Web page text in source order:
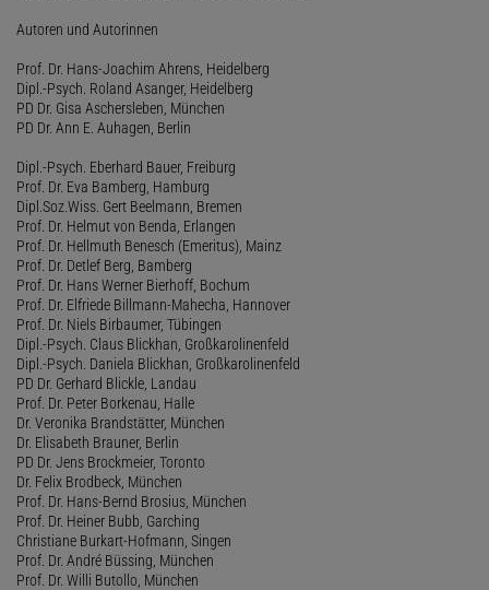
Autoren und Autorinnen
Prof. Dr. Hans-Joachim Ahrens, Heidelberg
Dipl.-Psych. Roland Asanger, Heidelberg
PD Dr. Gisa Aschersleben, München
PD Dr. Ann E. Auhagen, Berlin
Dipl.-Psych. Eberhard Bauer, Freiburg
Prof. Dr. Eva Bamberg, Hamburg
Dipl.Soz.Wiss. Gert Beelmann, Bremen
Prof. Dr. Helmut von Benda, Erlangen
Prof. Dr. Hellmuth Benesch (Emeritus), Mainz
Prof. Dr. Detlef Berg, Bamberg
Prof. Dr. Hans Werner Bierhoff, Bochum
Prof. Dr. Elfriede Billmann-Mahecha, Hannover
Prof. Dr. Niels Birbaumer, Tübingen
Dipl.-Psych. Claus Blickhan, Großkarolinenfeld
Dipl.-Psych. Daniela Blickhan, Großkarolinenfeld
PD Dr. Gerhard Blickle, Landau
Prof. Dr. Peter Borkenau, Halle
Dr. Veronika Brandstätter, München
Dr. Elisabeth Brauner, Berlin
PD Dr. Jens Brockmeier, Toronto
Dr. Felix Brodbeck, München
Prof. Dr. Hans-Bernd Brosius, München
Prof. Dr. Heiner Bubb, Garching
Christiane Burkart-Hofmann, Singen
Prof. Dr. André Büssing, München
Prof. Dr. Willi Butollo, München